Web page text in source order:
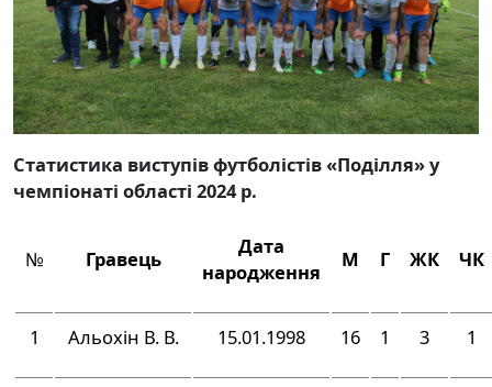
Статистика виступів футболістів «Поділля» у
чемпіонаті області 2024 р.
№ Гравець
Дата
народження
М Г ЖК ЧК
1 Альохін В. В. 15.01.1998 16 1 3 1